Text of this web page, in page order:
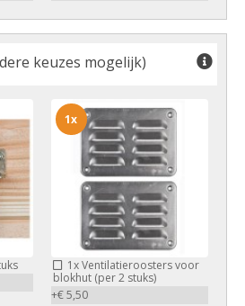
keuzes mogelijk)
1xVentilatieroosters voor
blokhut (per 2 stuks)
+€ 5,50
1x